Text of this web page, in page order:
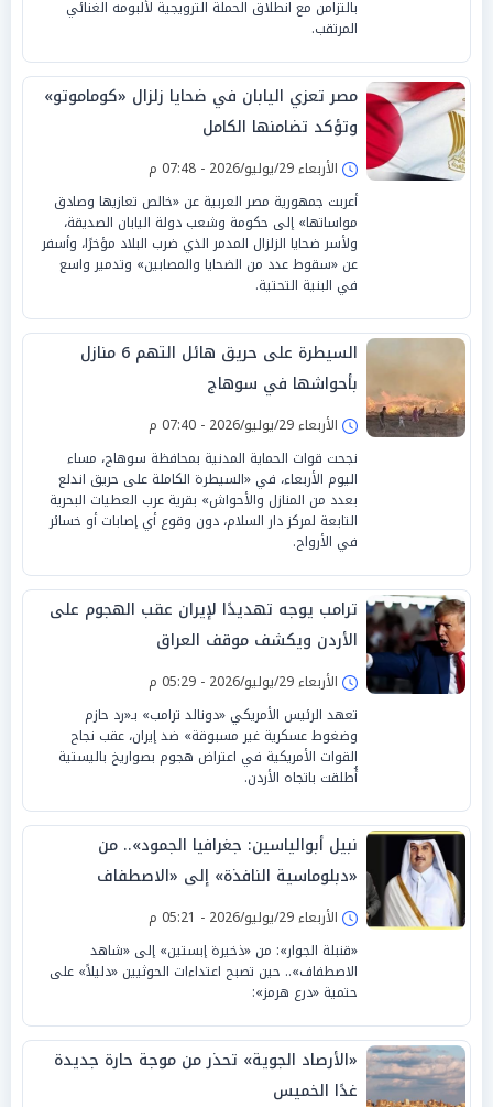
بالتزامن مع انطلاق الحملة الترويجية لألبومه الغنائي
المرتقب.
مصر تعزي اليابان في ضحايا زلزال «كوماموتو»
وتؤكد تضامنها الكامل
الأربعاء 29/يوليو/2026 - 07:48 م
أعربت جمهورية مصر العربية عن «خالص تعازيها وصادق
مواساتها» إلى حكومة وشعب دولة اليابان الصديقة،
ولأسر ضحايا الزلزال المدمر الذي ضرب البلاد مؤخرًا، وأسفر
عن «سقوط عدد من الضحايا والمصابين» وتدمير واسع
في البنية التحتية.
السيطرة على حريق هائل التهم 6 منازل
بأحواشها في سوهاج
الأربعاء 29/يوليو/2026 - 07:40 م
نجحت قوات الحماية المدنية بمحافظة سوهاج، مساء
اليوم الأربعاء، في «السيطرة الكاملة على حريق اندلع
بعدد من المنازل والأحواش» بقرية عرب العطيات البحرية
التابعة لمركز دار السلام، دون وقوع أي إصابات أو خسائر
في الأرواح.
ترامب يوجه تهديدًا لإيران عقب الهجوم على
الأردن ويكشف موقف العراق
الأربعاء 29/يوليو/2026 - 05:29 م
تعهد الرئيس الأمريكي «دونالد ترامب» بـ«رد حازم
وضغوط عسكرية غير مسبوقة» ضد إيران، عقب نجاح
القوات الأمريكية في اعتراض هجوم بصواريخ باليستية
أُطلقت باتجاه الأردن.
نبيل أبوالياسين: جغرافيا الجمود».. من
«دبلوماسية النافذة» إلى «الاصطفاف
السيادي» حين تصبح «النتائج صفرية»
الأربعاء 29/يوليو/2026 - 05:21 م
«قنبلة الجوار»: من «ذخيرة إبستين» إلى «شاهد
الاصطفاف».. حين تصبح اعتداءات الحوثيين «دليلاً» على
حتمية «درع هرمز»:
«الأرصاد الجوية» تحذر من موجة حارة جديدة
غدًا الخميس